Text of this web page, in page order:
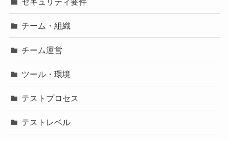
チーム・組織
チーム運営
ツール・環境
テストプロセス
テストレベル